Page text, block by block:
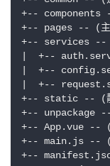
+-- components
+-- pages -- (主
+-- services -- (
|  +--
|  +--
|  +--
+-- static -- (静
+-- unpackage --
+-- App.vue -- (应
+-- main.js -- (
+--